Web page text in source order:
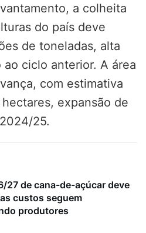
a colheita
do país deve
de toneladas, alta
ao ciclo anterior. A área
com estimativa
expansão de
25.
27 de cana-de-açúcar deve
custos seguem
produtores